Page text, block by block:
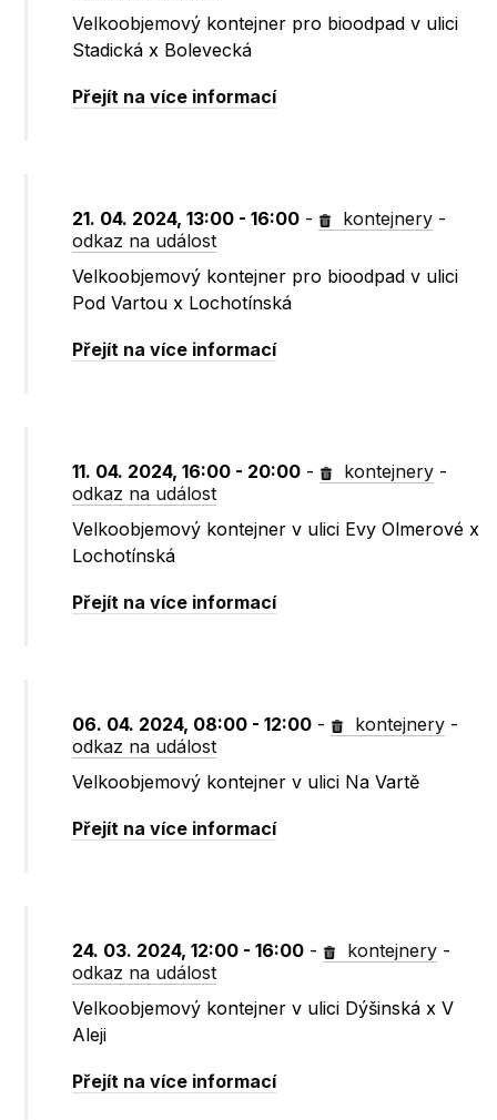
Velkoobjemový kontejner pro bioodpad v ulici
Stadická x Bolevecká
Přejít na více informací
21. 04. 2024, 13:00 - 16:00 - kontejnery -
odkaz na událost
Velkoobjemový kontejner pro bioodpad v ulici
Pod Vartou x Lochotínská
Přejít na více informací
11. 04. 2024, 16:00 - 20:00 - kontejnery -
odkaz na událost
Velkoobjemový kontejner v ulici Evy Olmerové x
Lochotínská
Přejít na více informací
06. 04. 2024, 08:00 - 12:00 - kontejnery -
odkaz na událost
Velkoobjemový kontejner v ulici Na Vartě
Přejít na více informací
24. 03. 2024, 12:00 - 16:00 - kontejnery -
odkaz na událost
Velkoobjemový kontejner v ulici Dýšinská x V
Aleji
Přejít na více informací